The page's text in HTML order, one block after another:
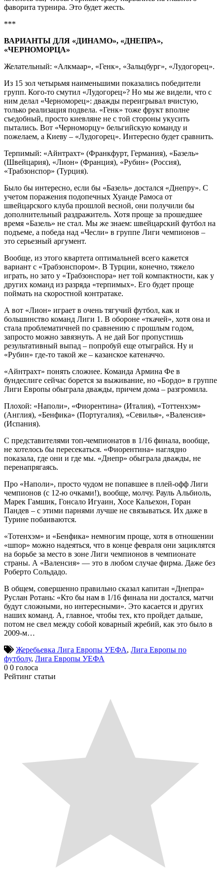
фаворита турнира. Это будет жесть.
***
ВАРИАНТЫ ДЛЯ «ДИНАМО», «ДНЕПРА»,
«ЧЕРНОМОРЦА»
Желательный: «Алкмаар», «Генк», «Зальцбург», «Лудогорец».
Из 15 зол четырьмя наименьшими показались победители
групп. Кого-то смутил «Лудогорец»? Но мы же видели, что с
ним делал «Черноморец»: дважды переигрывал вчистую,
только реализация подвела. «Генк» тоже фрукт вполне
съедобный, просто киевляне не с той стороны укусить
пытались. Вот «Черноморцу» бельгийскую команду и
пожелаем, а Киеву – «Лудогорец». Интересно будет сравнить.
Терпимый: «Айнтрахт» (Франкфурт, Германия), «Базель»
(Швейцария), «Лион» (Франция), «Рубин» (Россия),
«Трабзонспор» (Турция).
Было бы интересно, если бы «Базель» достался «Днепру». С
учетом поражения подопечных Хуанде Рамоса от
швейцарского клуба прошлой весной, они получили бы
дополнительный раздражитель. Хотя проще за прошедшее
время «Базель» не стал. Мы же знаем: швейцарский футбол на
подъеме, а победа над «Чесли» в группе Лиги чемпионов –
это серьезный аргумент.
Вообще, из этого квартета оптимальней всего кажется
вариант с «Трабзонспором». В Турции, конечно, тяжело
играть, но зато у «Трабзонспора» нет той компактности, как у
других команд из разряда «терпимых». Его будет проще
поймать на скоростной контратаке.
А вот «Лион» играет в очень тягучий футбол, как и
большинство команд Лиги 1. В обороне «ткачей», хотя она и
стала проблематичней по сравнению с прошлым годом,
запросто можно завязнуть. А не дай Бог пропустишь
результативный выпад – попробуй еще отыграйся. Ну и
«Рубин» где-то такой же – казанское катеначчо.
«Айнтрахт» понять сложнее. Команда Армина Фе в
бундеслиге сейчас борется за выживание, но «Бордо» в группе
Лиги Европы обыграла дважды, причем дома – разгромила.
Плохой: «Наполи», «Фиорентина» (Италия), «Тоттенхэм»
(Англия), «Бенфика» (Португалия), «Севилья», «Валенсия»
(Испания).
С представителями топ-чемпионатов в 1/16 финала, вообще,
не хотелось бы пересекаться. «Фиорентина» наглядно
показала, где они и где мы. «Днепр» обыграла дважды, не
перенапрягаясь.
Про «Наполи», просто чудом не попавшее в плей-офф Лиги
чемпионов (с 12-ю очками!), вообще, молчу. Рауль Альбиоль,
Марек Гамшик, Гонсало Игуаин, Хосе Кальехон, Горан
Пандев – с этими парнями лучше не связываться. Их даже в
Турине побаиваются.
«Тотенхэм» и «Бенфика» немногим проще, хотя в отношении
«шпор» можно надеяться, что в конце февраля они зациклятся
на борьбе за место в зоне Лиги чемпионов в чемпионате
страны. А «Валенсия» — это в любом случае фирма. Даже без
Роберто Сольдадо.
В общем, совершенно правильно сказал капитан «Днепра»
Руслан Ротань: «Кто бы нам в 1/16 финала ни достался, матчи
будут сложными, но интересными». Это касается и других
наших команд. А, главное, чтобы тех, кто пройдет дальше,
потом не свел между собой коварный жребий, как это было в
2009-м…
Жеребьевка Лига Европы УЕФА, Лига Европы по
футболу, Лига Европы УЕФА
0 0 голоса
Рейтинг статьи